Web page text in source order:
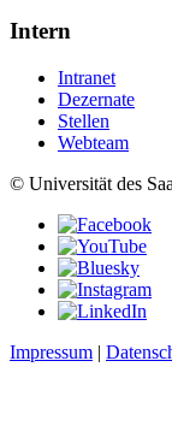
Intern
Intranet
Dezernate
Stellen
Webteam
© Universität des
Impressum |